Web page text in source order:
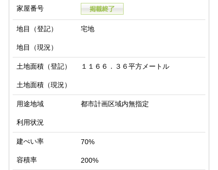
家屋番号
地目（登記） 宅地
地目（現況）
土地面積（登記） １１６６．３６平方メートル
土地面積（現況）
用途地域 都市計画区域内無指定
利用状況
建ぺい率 70%
容積率 200%